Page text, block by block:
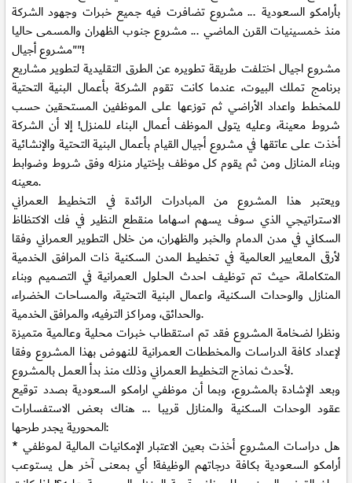
بأرامكو السعودية ... مشروع تضافرت فيه جميع خبرات وجهود الشركة
منذ خمسينيات القرن الماضي ... مشروع جنوب الظهران والمسمى حاليا
"مشروع أجيال"!
مشروع اجيال اختلفت طريقة تطويره عن الطرق التقليدية لتطوير مشاريع
برنامج تملك البيوت، عندما كانت تقوم الشركة بأعمال البنية التحتية
للمخطط واعداد الأراضي ثم توزعها على الموظفين المستحقين حسب
شروط معينة، وعليه يتولى الموظف أعمال البناء للمنزل! إلا أن الشركة
أخذت على عاتقها في مشروع أجيال القيام بأعمال البنية التحتية والإنشائية
وبناء المنازل ومن ثم يقوم كل موظف بإختيار منزله وفق شروط وضوابط
معينه.
ويعتبر هذا المشروع من المبادرات الرائدة في التخطيط العمراني
الاستراتيجي الذي سوف يسهم اسهاما منقطع النظير في فك الاكتظاظ
السكاني في مدن الدمام والخبر والظهران، من خلال التطوير العمراني وفقا
لأرقى المعايير العالمية في تخطيط المدن السكنية ذات المرافق الخدمية
المتكاملة، حيث تم توظيف احدث الحلول العمرانية في التصميم وبناء
المنازل والوحدات السكنية، واعمال البنية التحتية، والمساحات الخضراء،
والحدائق، ومراكز الترفيه، والمرافق الخدمية.
ونظرا لضخامة المشروع فقد تم استقطاب خبرات محلية وعالمية متميزة
لإعداد كافة الدراسات والمخططات العمرانية للنهوض بهذا المشروع وفقا
لأحدث نماذج التخطيط العمراني وذلك منذ بدأ العمل بالمشروع.
وبعد الإشادة بالمشروع، وبما أن موظفي ارامكو السعودية بصدد توقيع
عقود الوحدات السكنية والمنازل قريبا ... هناك بعض الاستفسارات
المحورية يجدر طرحها:
* هل دراسات المشروع أخذت بعين الاعتبار الإمكانيات المالية لموظفي
أرامكو السعودية بكافة درجاتهم الوظيفة! أي بمعنى آخر هل يستوعب